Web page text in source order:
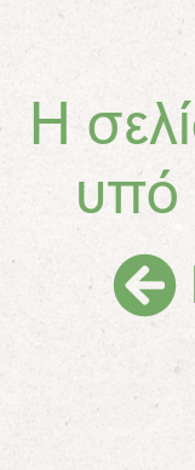
Η
υπό